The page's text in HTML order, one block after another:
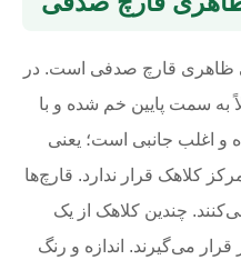
ظاهری قارچ صدفی است. در
به سمت پایین خم شده و با
و اغلب جانبی است؛ یعنی
کلاهک قرار ندارد. قارچ‌ها
چندین کلاهک از یک
می‌گیرند. اندازه و رنگ